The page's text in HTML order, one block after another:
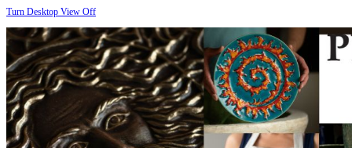
Turn Desktop View Off